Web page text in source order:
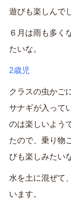
遊びも楽しんで
６月は雨も多く
たいな。
2歳児
クラスの虫かご
サナギが入って
のは楽しいよう
たので、乗り物
びも楽しみたい
水を土に混ぜて
います。